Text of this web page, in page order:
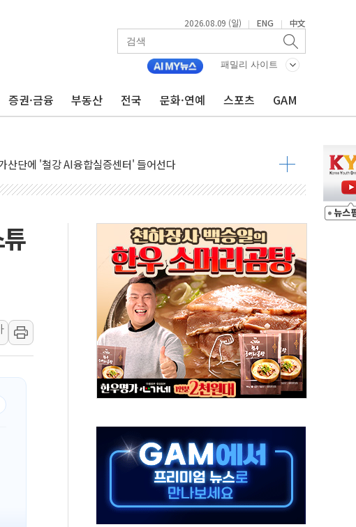
2026.08.09 (일) | ENG | 中文
패밀리 사이트
증권·금융 부동산 전국 문화·연예 스포츠 GAM
하류서 50대 숨진 채 발견...경찰, 조사 중
래에 누적 '1.48%p' 차 선두 유지...金 46.01% vs 鄭 44.53%
어머니 살해 10대 구속…범행 후 반려견도 죽여
·경북 경선서 정청래에 승리…金 48.54% vs 鄭 44.40%
대구·경북 경선 결과...김민석 48.54% 정청래 44.40%
경선 결과 발표...김민석 47.37% 정청래 45.71% 송영길 6.92%
경선 결과 발표...정청래 47.82% 김민석 46.35% 송영길 5.83%
경선 결과 발표...김민석 50.30% 정청래 41.94% 송영길 7.76%
장기고객 400명 맞이…"마음 잇는 시간 되길"
억 지급 확정되나…재상고 앞두고 막판 셈법
상공인에 '행복상자' 전달
수막 '태극기 거꾸로' 논란…이틀만에 철거
면 손질… 예술·체육요원 최대 33% 감축
트 판매, 역대 최대폭 감소한 9.4%↓…유통업계 양극화 심화
원, '정부 특사'로 콜롬비아 대통령 취임식 참석
보' 울진 시간당 30mm 강한 비...호우 피해 없어